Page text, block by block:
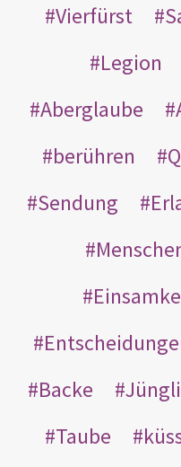
Vierfürst
Legion
Aberglaube
berühren
Sendung
Backe
Taube